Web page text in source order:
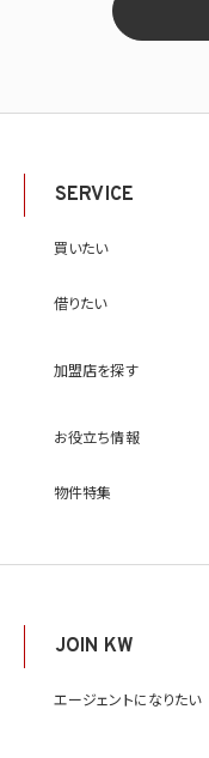
(4) 当社サービスに関する当社の
る行為に対する対応のため
(7) ①KWブランドのライセンサー
ため。なお、KWエージェントと
(8) 当社サービスを介して販売
(9) 雇用管理及び社内手続のた
情報を当社又はKWライセンサ
(11) 株主管理、会社法その他
(12) 当社のサービスを通じて
別できない形式に加工した統計
2.2 第2.1項第7号に基づいて個
報の主体である個人（以下「本
することについて同意を撤回
SERVICE
買いたい
借りたい
加盟店を探す
お役立ち情報
物件特集
JOIN KW
エージェントになりたい